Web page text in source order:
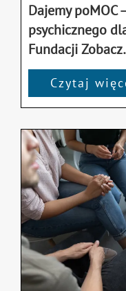
Dajemy poMOC
psychicznego
Fundacji
Czytaj